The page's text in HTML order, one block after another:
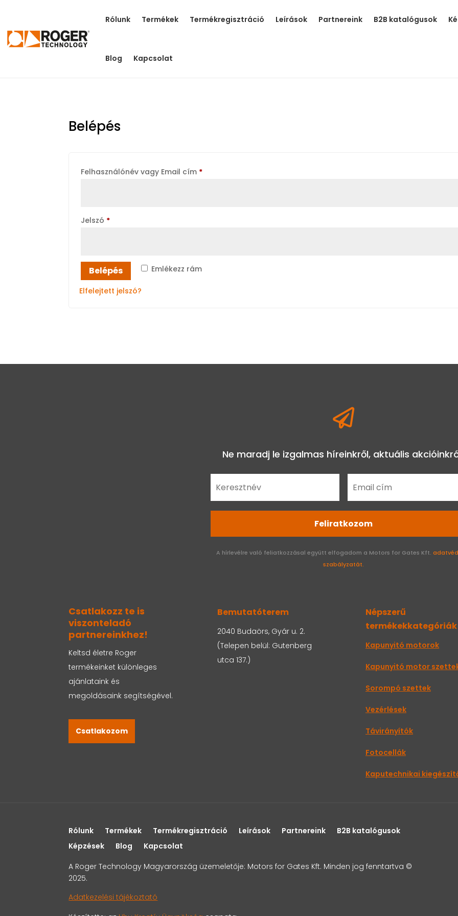
Rólunk Termékek Termékregisztráció Leírások Partnereink B2B katalógusok
Blog Kapcsolat
Belépés
Felhasználónév vagy Email cím *Kötelező
Jelszó *Kötelező
Emlékezz rám
Belépés
Elfelejtett jelszó?

Ne maradj le izgalmas híreinkről, aktuális
Feliratkozom
A hírlevélre való feliatkozzásal együtt elfogadom a Motors for Gates Kft.
szabályzatát.
Csatlakozz te is
viszonteladó
partnereinkhez!
Keltsd életre Roger
termékeinket különleges
ajánlataink és
megoldásaink segítségével.
Csatlakozom
Bemutatóterem
2040 Budaörs, Gyár u. 2.
(Telepen belül: Gutenberg
utca 137.)
Népszerű
termékekkategóriák
Kapunyitó motorok
Kapunyitó motor
Sorompó szettek
Vezérlések
Távirányítók
Fotocellák
Kaputechnikai
Rólunk Termékek Termékregisztráció Leírások Partnereink
B2B katalógusok
Képzések
Blog
Kapcsolat
A Roger Technology Magyarország üzemeletője: Motors for Gates Kft. Minden jog fenntartva ©
2025.
Adatkezelési tájékoztató